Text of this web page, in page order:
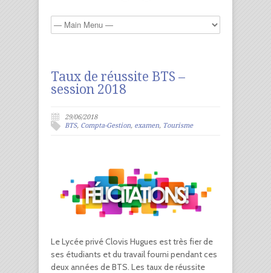
Taux de réussite BTS –
session 2018
29/06/2018
BTS, Compta-Gestion, examen, Tourisme
Le Lycée privé Clovis Hugues est très fier de
ses étudiants et du travail fourni pendant ces
deux années de BTS. Les taux de réussite